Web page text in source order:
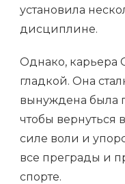
установила
дисциплине.
Однако, карьера
гладкой. Она
вынуждена была
чтобы вернуться
силе воли и
все преграды и
спорте.